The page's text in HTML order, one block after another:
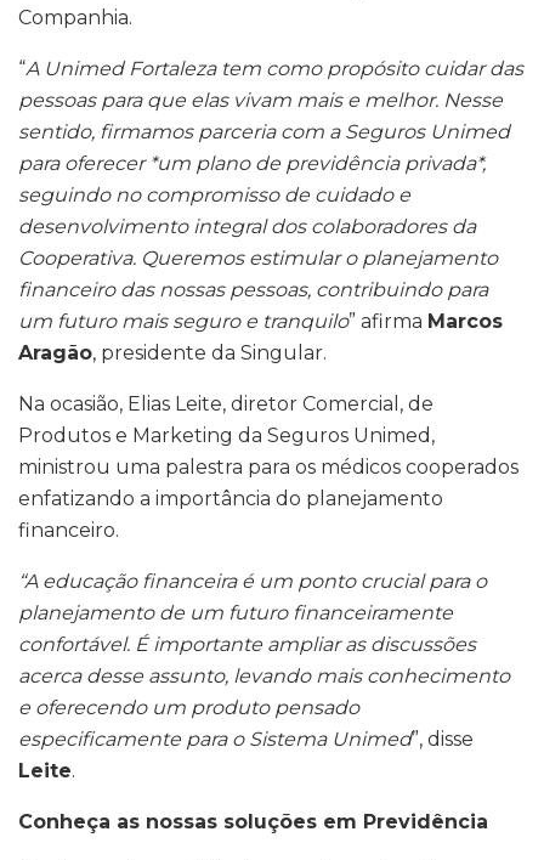
Companhia.
“A Unimed Fortaleza tem como propósito cuidar das
pessoas para que elas vivam mais e melhor. Nesse
sentido, firmamos parceria com a Seguros Unimed
para oferecer *um plano de previdência privada*,
seguindo no compromisso de cuidado e
desenvolvimento integral dos colaboradores da
Cooperativa. Queremos estimular o planejamento
financeiro das nossas pessoas, contribuindo para
um futuro mais seguro e tranquilo” afirma Marcos
Aragão, presidente da Singular.
Na ocasião, Elias Leite, diretor Comercial, de
Produtos e Marketing da Seguros Unimed,
ministrou uma palestra para os médicos cooperados
enfatizando a importância do planejamento
financeiro.
“A educação financeira é um ponto crucial para o
planejamento de um futuro financeiramente
confortável. É importante ampliar as discussões
acerca desse assunto, levando mais conhecimento
e oferecendo um produto pensado
especificamente para o Sistema Unimed”, disse
Leite.
Conheça as nossas soluções em Previdência